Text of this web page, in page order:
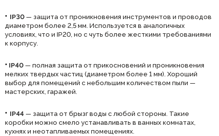
· IP30 — защита от проникновения инструментов и проводов
диаметром более 2,5 мм. Используется в аналогичных
условиях, что и IP20, но с чуть более жесткими требованиями
к корпусу.
· IP40 — полная защита от прикосновений и проникновения
мелких твердых частиц (диаметром более 1 мм). Хороший
выбор для помещений с небольшим количеством пыли —
мастерских, гаражей.
· IP44 — защита от брызг воды с любой стороны. Такие
коробки можно смело устанавливать в ванных комнатах,
кухнях и неотапливаемых помещениях.